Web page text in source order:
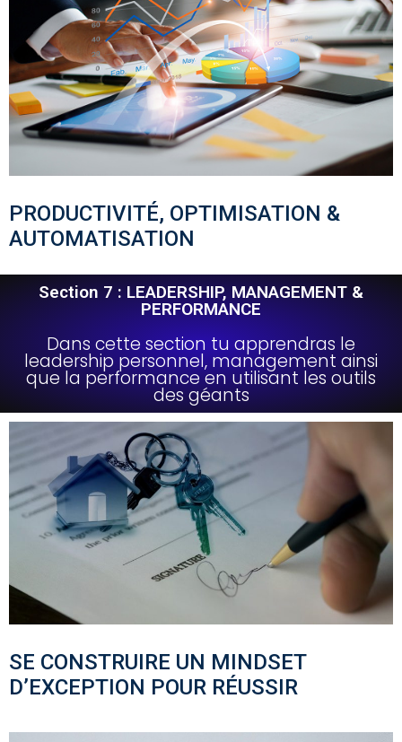
PRODUCTIVITÉ, OPTIMISATION &
AUTOMATISATION
Section 7 : LEADERSHIP, MANAGEMENT &
PERFORMANCE
Dans cette section tu apprendras le
leadership personnel, management ainsi
que la performance en utilisant les outils
des géants
SE CONSTRUIRE UN MINDSET
D’EXCEPTION POUR RÉUSSIR